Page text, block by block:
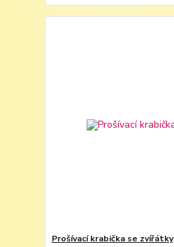
Prošívací krabička se zvířátky